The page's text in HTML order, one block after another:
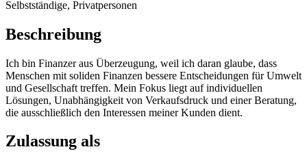
Selbstständige, Privatpersonen
Beschreibung
Ich bin Finanzer aus Überzeugung, weil ich daran glaube, dass
Menschen mit soliden Finanzen bessere Entscheidungen für Umwelt
und Gesellschaft treffen. Mein Fokus liegt auf individuellen
Lösungen, Unabhängigkeit von Verkaufsdruck und einer Beratung,
die ausschließlich den Interessen meiner Kunden dient.
Zulassung als